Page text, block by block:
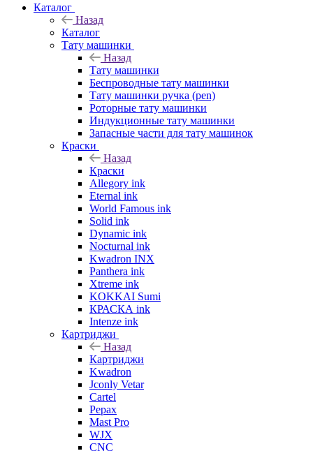
Каталог
Назад
Каталог
Тату машинки
Назад
Тату машинки
Беспроводные тату машинки
Тату машинки ручка (pen)
Роторные тату машинки
Индукционные тату машинки
Запасные части для тату машинок
Краски
Назад
Краски
Allegory ink
Eternal ink
World Famous ink
Solid ink
Dynamic ink
Nocturnal ink
Kwadron INX
Panthera ink
Xtreme ink
KOKKAI Sumi
КРАСКА ink
Intenze ink
Картриджи
Назад
Картриджи
Kwadron
Jconly Vetar
Cartel
Pepax
Mast Pro
WJX
CNC